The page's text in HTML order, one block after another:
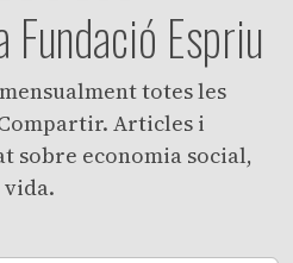
Espriu
totes les
Articles i
sobre economia social,